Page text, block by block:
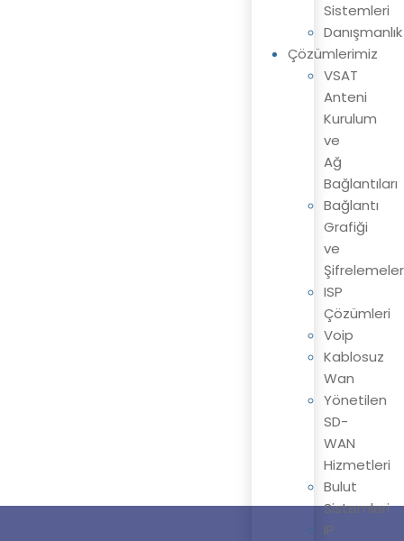
Sistemleri
Danışmanlık
Çözümlerimiz
VSAT
Anteni
Kurulum
ve
Ağ
Bağlantıları
Bağlantı
Grafiği
ve
Şifrelemeler
ISP
Çözümleri
Voip
Kablosuz
Wan
Yönetilen
SD-
WAN
Hizmetleri
Bulut
Sistemleri
IP